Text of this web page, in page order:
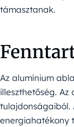
támasztanak.
Az alumínium
illeszthetőség.
tulajdonságaiból.
energiahatékony